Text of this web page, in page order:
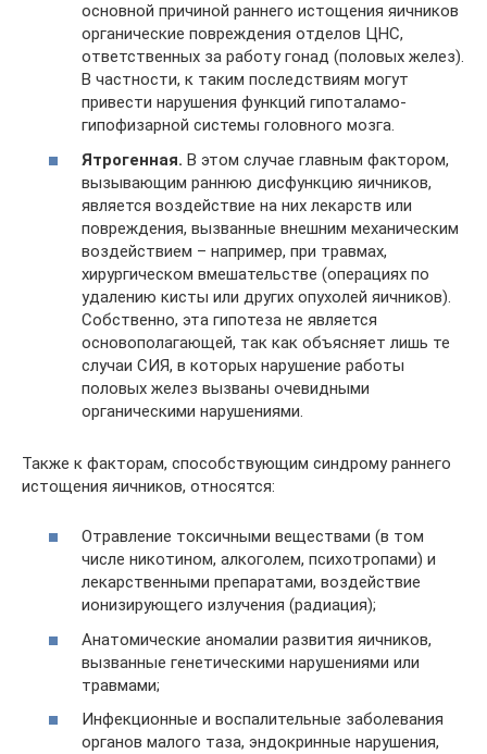
основной причиной раннего истощения яичников
органические повреждения отделов ЦНС,
ответственных за работу гонад (половых желез).
В частности, к таким последствиям могут
привести нарушения функций гипоталамо-
гипофизарной системы головного мозга.
Ятрогенная. В этом случае главным фактором,
вызывающим раннюю дисфункцию яичников,
является воздействие на них лекарств или
повреждения, вызванные внешним механическим
воздействием – например, при травмах,
хирургическом вмешательстве (операциях по
удалению кисты или других опухолей яичников).
Собственно, эта гипотеза не является
основополагающей, так как объясняет лишь те
случаи СИЯ, в которых нарушение работы
половых желез вызваны очевидными
органическими нарушениями.
Также к факторам, способствующим синдрому раннего
истощения яичников, относятся:
Отравление токсичными веществами (в том
числе никотином, алкоголем, психотропами) и
лекарственными препаратами, воздействие
ионизирующего излучения (радиация);
Анатомические аномалии развития яичников,
вызванные генетическими нарушениями или
травмами;
Инфекционные и воспалительные заболевания
органов малого таза, эндокринные нарушения,